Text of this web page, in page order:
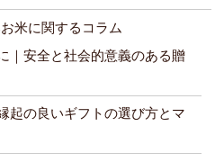
米に関するコラム
｜安全と社会的意義のある贈
起の良いギフトの選び方とマ